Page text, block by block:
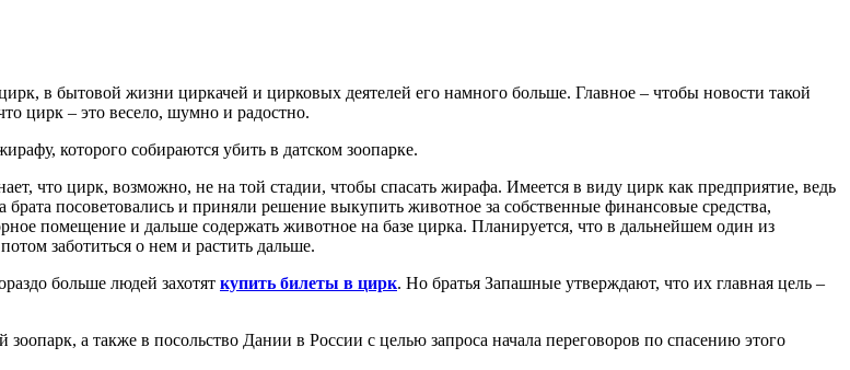
в бытовой жизни циркачей и цирковых деятелей его намного больше. Главное – чтобы новости такой
цирк – это весело, шумно и радостно.
которого собираются убить в датском зоопарке.
что цирк, возможно, не на той стадии, чтобы спасать жирафа. Имеется в виду цирк как предприятие, ведь
посоветовались и приняли решение выкупить животное за собственные финансовые средства,
помещение и дальше содержать животное на базе цирка. Планируется, что в дальнейшем один из
заботиться о нем и растить дальше.
больше людей захотят купить билеты в цирк. Но братья Запашные утверждают, что их главная цель –
а также в посольство Дании в России с целью запроса начала переговоров по спасению этого